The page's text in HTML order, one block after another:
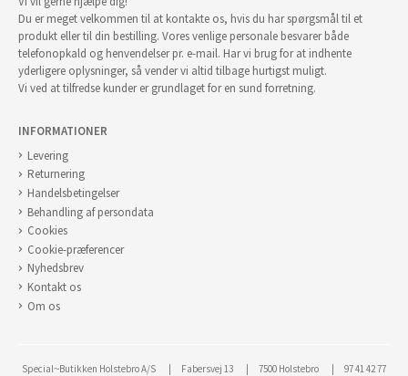
Du er meget velkommen til at kontakte os, hvis du har spørgsmål til et
produkt eller til din bestilling. Vores venlige personale besvarer både
telefonopkald og henvendelser pr. e-mail. Har vi brug for at indhente
yderligere oplysninger, så vender vi altid tilbage hurtigst muligt.
Vi ved at tilfredse kunder er grundlaget for en sund forretning.
INFORMATIONER
Levering
Returnering
Handelsbetingelser
Behandling af persondata
Cookies
Cookie-præferencer
Nyhedsbrev
Kontakt os
Om os
Special~Butikken Holstebro A/S Fabersvej 13 7500 Holstebro 97 41 42 77